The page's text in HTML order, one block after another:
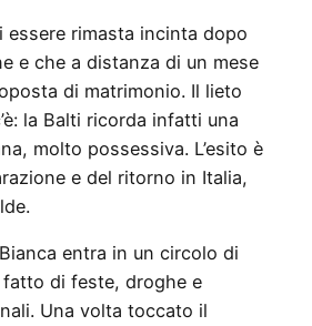
essere rimasta incinta dopo
e che a distanza di un mese
di matrimonio. Il lieto
la Balti ricorda infatti una
molto possessiva. L’esito è
e del ritorno in Italia,
entra in un circolo di
di feste, droghe e
Una volta toccato il